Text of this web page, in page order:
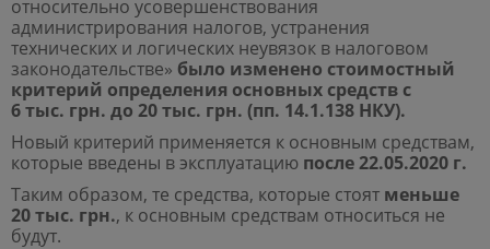
относительно усовершенствования
администрирования налогов, устранения
технических и логических неувязок в налоговом
законодательстве» было изменено стоимостный
критерий определения основных средств с
6 тыс. грн. до 20 тыс. грн. (пп. 14.1.138 НКУ).
Новый критерий применяется к основным средствам,
которые введены в эксплуатацию после 22.05.2020 г.
Таким образом, те средства, которые стоят меньше
20 тыс. грн., к основным средствам относиться не
будут.